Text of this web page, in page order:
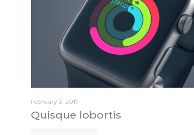
February 3, 2017
Quisque lobortis